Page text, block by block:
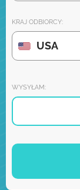
Wkrótce pobierz
Dołącz do nas:
KRAJ ODBIORCY:
USA
WYSYŁAM: